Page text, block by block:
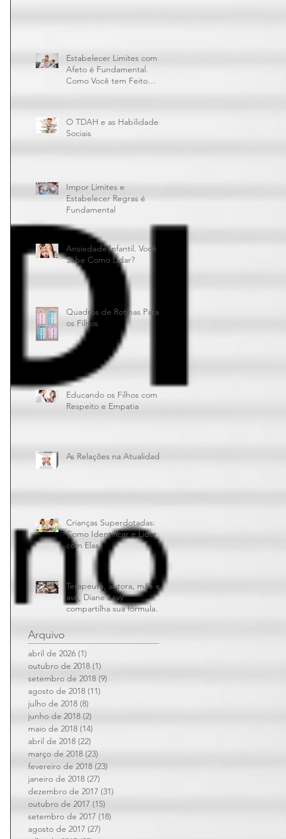
Estabelecer Limites com
Afeto é Fundamental.
Como Você tem Feito
O TDAH e as Habilidades
Sociais
Impor Limites e
Estabelecer Regras é
Fundamental
Ansiedade Infantil. Você
Sabe Como Lidar?
Quadros de Rotinas Para
os Filhos
Educando os Filhos com
Respeito e Empatia
As Relações na Atualidade
Crianças Superdotadas:
Como Identificar e Lidar
com Elas
Terapeuta, autora, mãe e
avó, Diane Levy
compartilha sua fórmula
Arquivo
abril de 2026 (1)
outubro de 2018 (1)
setembro de 2018 (9)
agosto de 2018 (11)
julho de 2018 (8)
junho de 2018 (2)
maio de 2018 (14)
abril de 2018 (22)
março de 2018 (23)
fevereiro de 2018 (23)
janeiro de 2018 (27)
dezembro de 2017 (31)
outubro de 2017 (15)
setembro de 2017 (18)
agosto de 2017 (27)